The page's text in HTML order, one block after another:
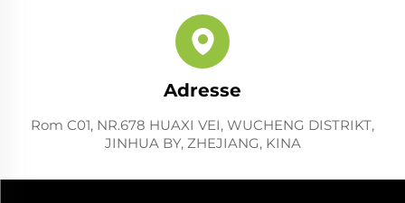
Adresse
Rom C01, NR.678 HUAXI VEI, WUCHENG DISTRIKT,
JINHUA BY, ZHEJIANG, KINA